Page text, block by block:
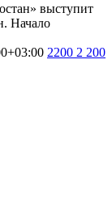
выступит
Начало
2200 2 200